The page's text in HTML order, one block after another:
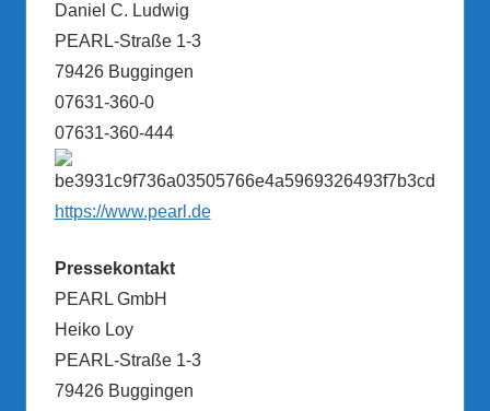
Daniel C. Ludwig
PEARL-Straße 1-3
79426 Buggingen
07631-360-0
07631-360-444
https://www.pearl.de
Pressekontakt
PEARL GmbH
Heiko Loy
PEARL-Straße 1-3
79426 Buggingen